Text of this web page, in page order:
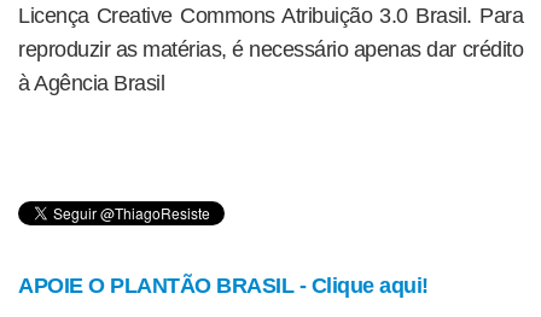
Licença Creative Commons Atribuição 3.0 Brasil. Para
reproduzir as matérias, é necessário apenas dar crédito
à Agência Brasil
APOIE O PLANTÃO BRASIL - Clique aqui!